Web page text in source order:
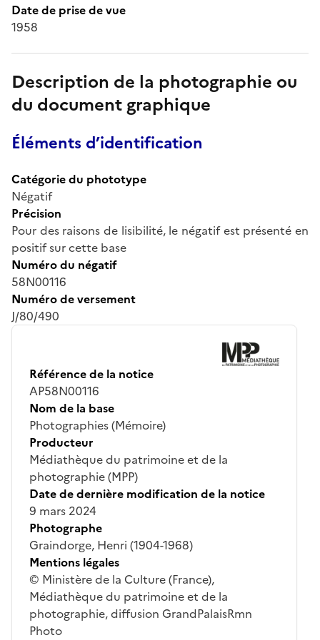
Date de prise de vue
1958
Description de la photographie ou
du document graphique
Éléments d’identification
Catégorie du phototype
Négatif
Précision
Pour des raisons de lisibilité, le négatif est présenté en
positif sur cette base
Numéro du négatif
58N00116
Numéro de versement
J/80/490
Référence de la notice
AP58N00116
Nom de la base
Photographies (Mémoire)
Producteur
Médiathèque du patrimoine et de la
photographie (MPP)
Date de dernière modification de la notice
9 mars 2024
Photographe
Graindorge, Henri (1904-1968)
Mentions légales
© Ministère de la Culture (France),
Médiathèque du patrimoine et de la
photographie, diffusion GrandPalaisRmn
Photo